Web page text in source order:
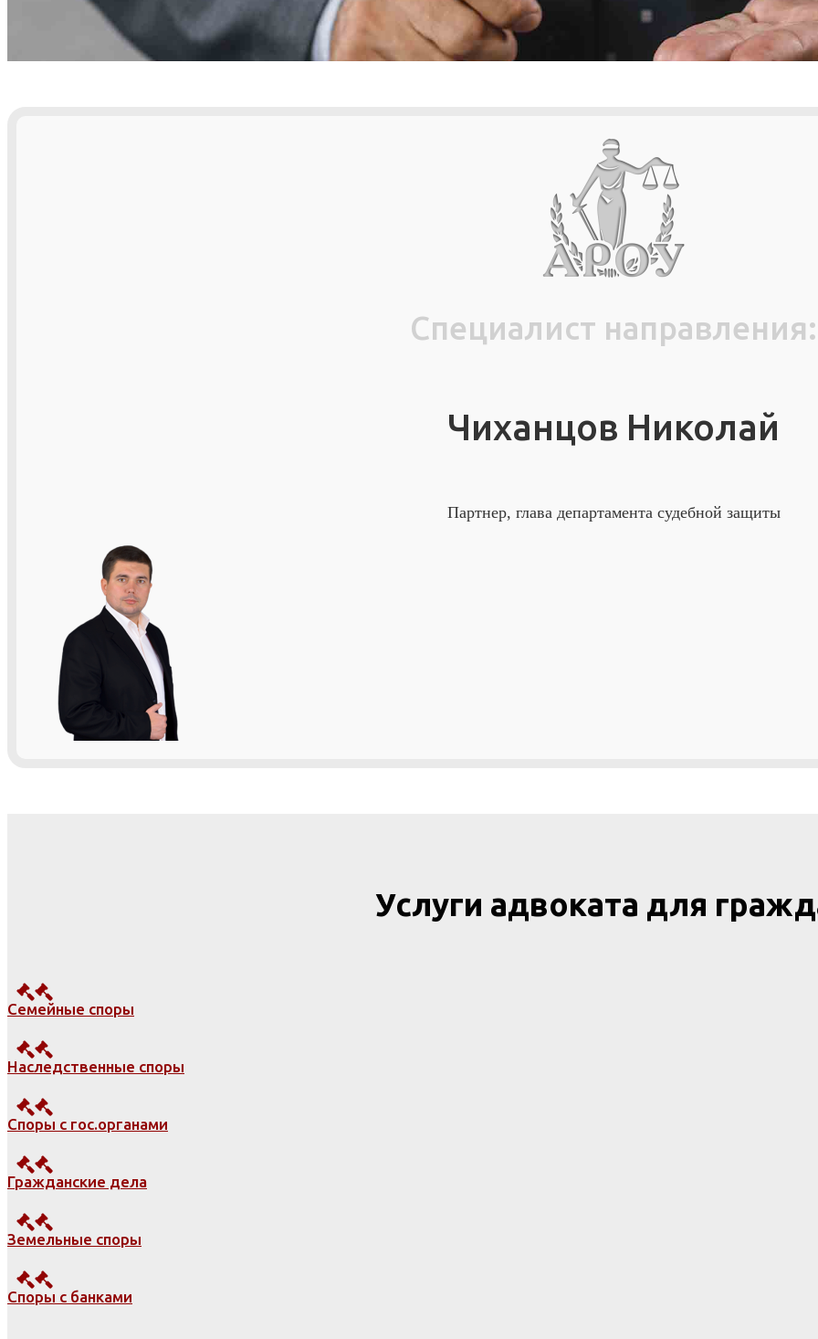
Специалист направления:
Чиханцов Николай
Партнер, глава департамента судебной защиты
Услуги адвоката для
Семейные споры
Наследственные споры
Споры с гос.органами
Гражданские дела
Земельные споры
Споры с банками